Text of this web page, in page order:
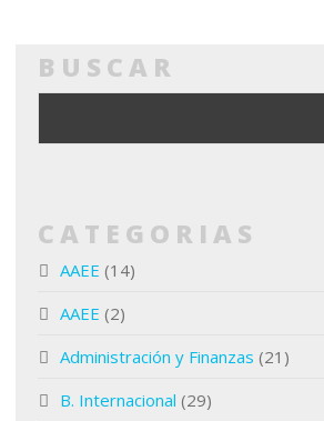
BUSCAR
CATEGORIAS
AAEE (14)
AAEE (2)
Administración y Finanzas (21)
B. Internacional (29)